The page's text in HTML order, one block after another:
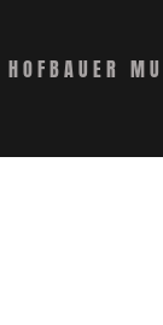
HOFBAUER